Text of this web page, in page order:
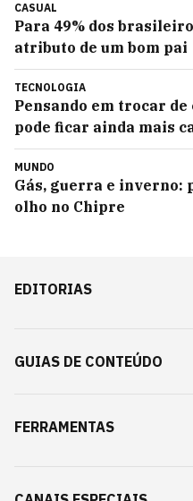
CASUAL
Para 49% dos
atributo de um bom pai
TECNOLOGIA
Pensando em trocar
pode ficar ainda mais
MUNDO
Gás, guerra e inverno:
olho no Chipre
EDITORIAS
GUIAS DE CONTEÚDO
FERRAMENTAS